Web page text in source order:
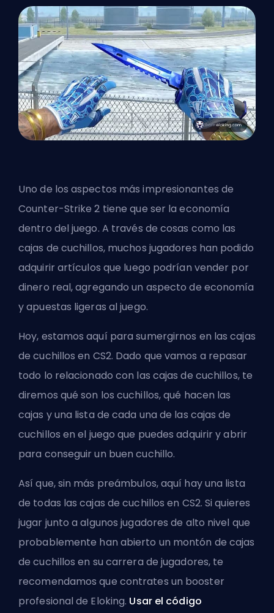
Uno de los aspectos más impresionantes de
Counter-Strike 2 tiene que ser la economía
dentro del juego. A través de cosas como las
cajas de cuchillos, muchos jugadores han podido
adquirir artículos que luego podrían vender por
dinero real, agregando un aspecto de economía
y apuestas ligeras al juego.
Hoy, estamos aquí para sumergirnos en las cajas
de cuchillos en CS2. Dado que vamos a repasar
todo lo relacionado con las cajas de cuchillos, te
diremos qué son los cuchillos, qué hacen las
cajas y una lista de cada una de las cajas de
cuchillos en el juego que puedes adquirir y abrir
para conseguir un buen cuchillo.
Así que, sin más preámbulos, aquí hay una lista
de todas las cajas de cuchillos en CS2. Si quieres
jugar junto a algunos jugadores de alto nivel que
probablemente han abierto un montón de cajas
de cuchillos en su carrera de jugadores, te
recomendamos que contrates un booster
profesional de Eloking. Usar el código